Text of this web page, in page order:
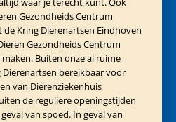
waar je terecht kunt. Ook
Gezondheids Centrum
Kring Dierenartsen Eindhoven
Gezondheids Centrum
Buiten onze al ruime
bereikbaar voor
van Dierenziekenhuis
de reguliere openingstijden
van spoed. In geval van